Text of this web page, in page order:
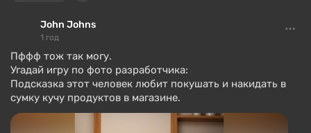
John Johns
1 год
Пффф тож так могу.
Угадай игру по фото разработчика:
Подсказка этот человек любит покушать и накидать в
сумку кучу продуктов в магазине.